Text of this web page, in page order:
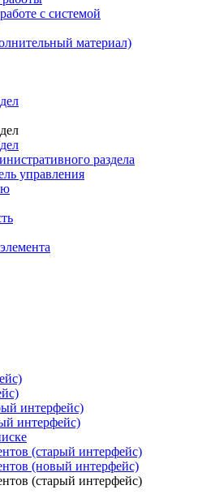
с системой
материал)
раздела
управления
интерфейс)
интерфейс)
(старый интерфейс)
(новый интерфейс)
(старый интерфейс)